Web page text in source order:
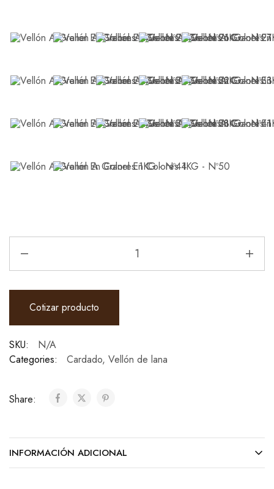
Cotizar producto
SKU:
N/A
Categories:
Cardado, Vellón de lana
Share:
INFORMACIÓN ADICIONAL